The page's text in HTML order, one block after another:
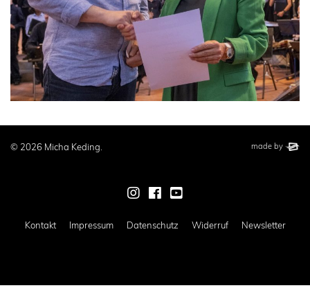
© 2026 Micha Keding. This website
made by elbsite
Zur Instagram-Seite von
Zur Facebook-Seite von
Zur Youtube-Seite
Kontakt Impressum Datenschutz Widerruf Newsletter